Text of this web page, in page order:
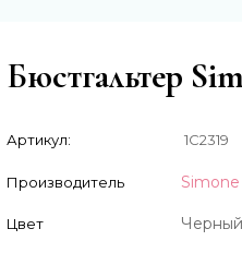
Бюстгальтер
Артикул: 1C2319
Производитель
Цвет Черный